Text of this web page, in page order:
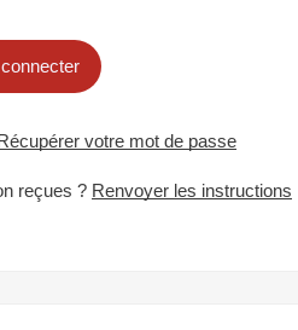
votre mot de passe
reçues ? Renvoyer les instructions